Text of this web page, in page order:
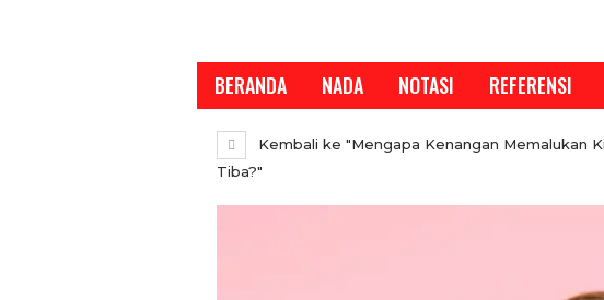
BERANDA NADA NOTASI REFERENSI
Kembali ke "Mengapa Kenangan Memalukan
Tiba?"